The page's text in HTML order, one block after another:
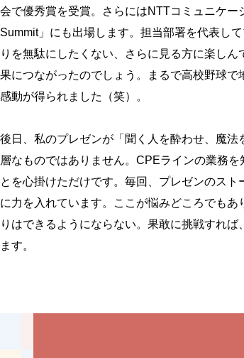
会で優秀賞を受賞。さらにはNTTコミュニケ
Summit」にも出場します。担当部署を代表し
りを無駄にしたくない、さらに見る方に楽し
果につながったのでしょう。まるで高校野球
感動が得られました（笑）。
後日、私のプレゼンが「聞く人を酔わせ、魔
層なものではありません。CPEラインの業務
とを心掛けただけです。毎回、プレゼンのス
に力を入れています。ここが悩みどころでも
りはできるようにならない。果敢に挑戦すれ
ます。